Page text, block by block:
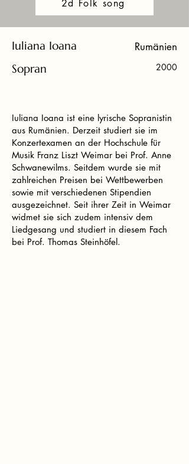
2d Folk song
Iuliana Ioana Rumänien
Sopran 2000
Iuliana Ioana ist eine lyrische Sopranistin
aus Rumänien. Derzeit studiert sie im
Konzertexamen an der Hochschule für
Musik Franz Liszt Weimar bei Prof. Anne
Schwanewilms. Seitdem wurde sie mit
zahlreichen Preisen bei Wettbewerben
sowie mit verschiedenen Stipendien
ausgezeichnet. Seit ihrer Zeit in Weimar
widmet sie sich zudem intensiv dem
Liedgesang und studiert in diesem Fach
bei Prof. Thomas Steinhöfel.